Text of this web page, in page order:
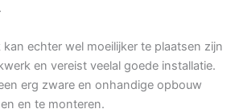
echter wel moeilijker te plaatsen zijn
en vereist veelal goede installatie.
erg zware en onhandige opbouw
en te monteren.